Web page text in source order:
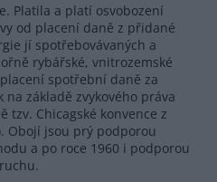
Platila a platí osvobození
od placení daně z přidané
jí spotřebovávaných a
rybářské, vnitrozemské
spotřební daně za
základě zvykového práva
tzv. Chicagské konvence z
Obojí jsou prý podporou
a po roce 1960 i podporou